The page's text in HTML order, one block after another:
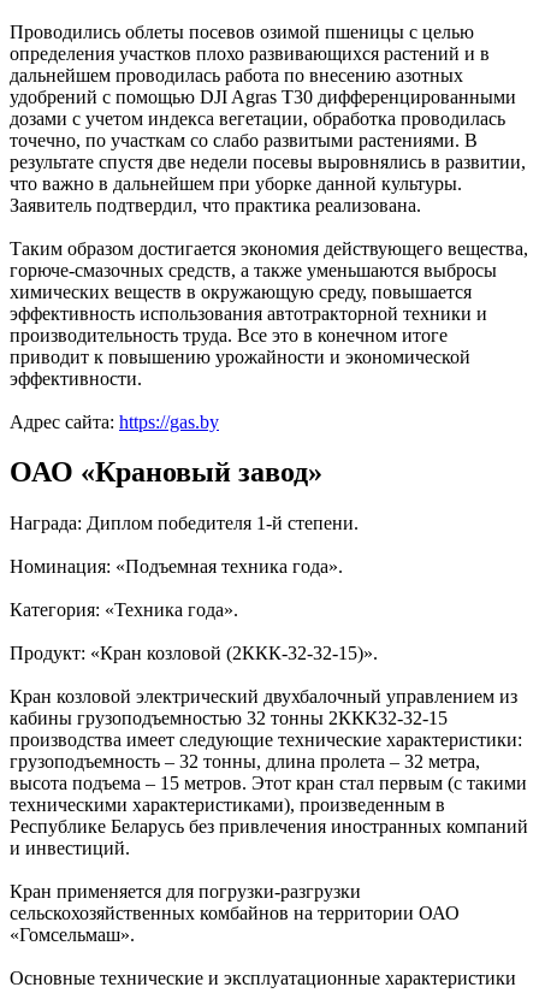
Проводились облеты посевов озимой пшеницы с целью
определения участков плохо развивающихся растений и в
дальнейшем проводилась работа по внесению азотных
удобрений с помощью DJI Agras T30 дифференцированными
дозами с учетом индекса вегетации, обработка проводилась
точечно, по участкам со слабо развитыми растениями. В
результате спустя две недели посевы выровнялись в развитии,
что важно в дальнейшем при уборке данной культуры.
Заявитель подтвердил, что практика реализована.
Таким образом достигается экономия действующего вещества,
горюче-смазочных средств, а также уменьшаются выбросы
химических веществ в окружающую среду, повышается
эффективность использования автотракторной техники и
производительность труда. Все это в конечном итоге
приводит к повышению урожайности и экономической
эффективности.
Адрес сайта: https://gas.by
ОАО «Крановый завод»
Награда: Диплом победителя 1-й степени.
Номинация: «Подъемная техника года».
Категория: «Техника года».
Продукт: «Кран козловой (2ККК-32-32-15)».
Кран козловой электрический двухбалочный управлением из
кабины грузоподъемностью 32 тонны 2ККК32-32-15
производства имеет следующие технические характеристики:
грузоподъемность – 32 тонны, длина пролета – 32 метра,
высота подъема – 15 метров. Этот кран стал первым (с такими
техническими характеристиками), произведенным в
Республике Беларусь без привлечения иностранных компаний
и инвестиций.
Кран применяется для погрузки-разгрузки
сельскохозяйственных комбайнов на территории ОАО
«Гомсельмаш».
Основные технические и эксплуатационные характеристики